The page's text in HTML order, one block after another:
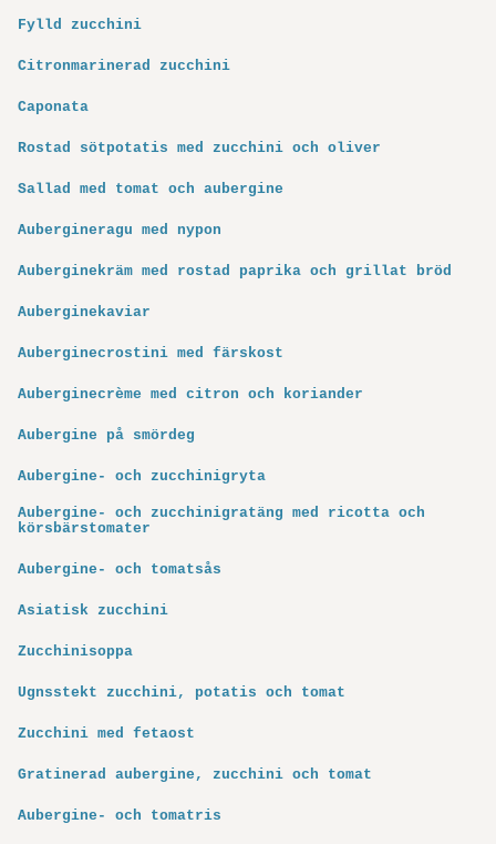
Fylld zucchini
Citronmarinerad zucchini
Caponata
Rostad sötpotatis med zucchini och oliver
Sallad med tomat och aubergine
Aubergineragu med nypon
Auberginekräm med rostad paprika och grillat bröd
Auberginekaviar
Auberginecrostini med färskost
Auberginecrème med citron och koriander
Aubergine på smördeg
Aubergine- och zucchinigryta
Aubergine- och zucchinigratäng med ricotta och
körsbärstomater
Aubergine- och tomatsås
Asiatisk zucchini
Zucchinisoppa
Ugnsstekt zucchini, potatis och tomat
Zucchini med fetaost
Gratinerad aubergine, zucchini och tomat
Aubergine- och tomatris